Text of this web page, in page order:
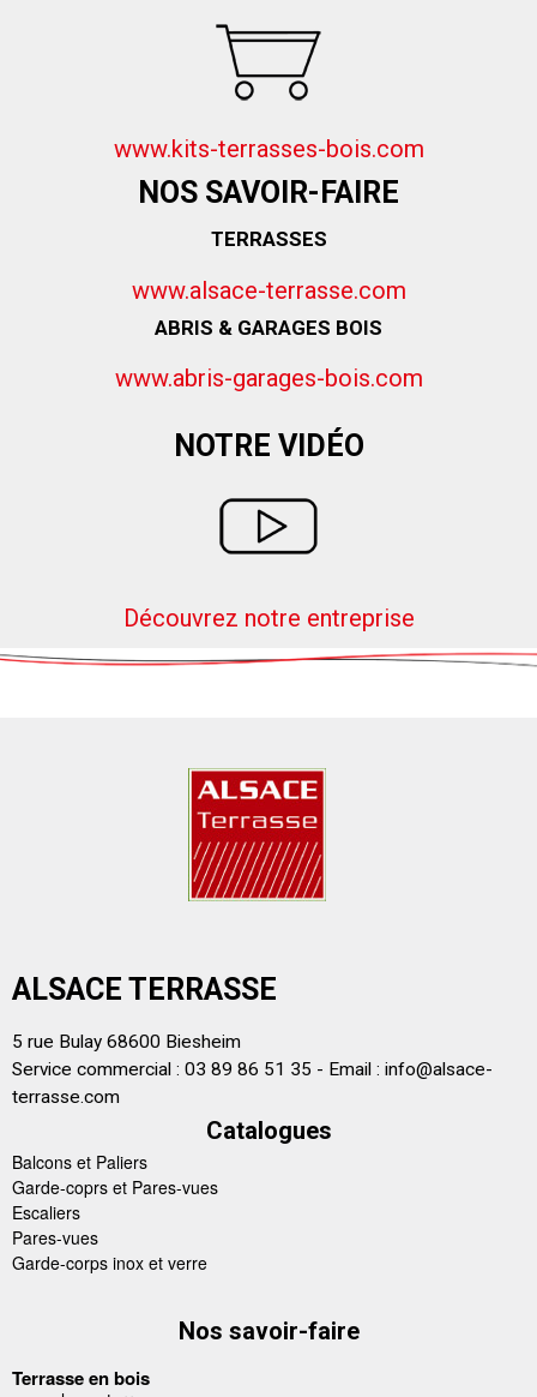
www.kits-terrasses-bois.com
NOS SAVOIR-FAIRE
TERRASSES
www.alsace-terrasse.com
ABRIS & GARAGES BOIS
www.abris-garages-bois.com
NOTRE VIDÉO
Découvrez notre entreprise
ALSACE TERRASSE
5 rue Bulay 68600 Biesheim
Service commercial : 03 89 86 51 35 - Email : info@alsace-
terrasse.com
Catalogues
Balcons et Paliers
Garde-coprs et Pares-vues
Escaliers
Pares-vues
Garde-corps inox et verre
Nos savoir-faire
Terrasse en bois